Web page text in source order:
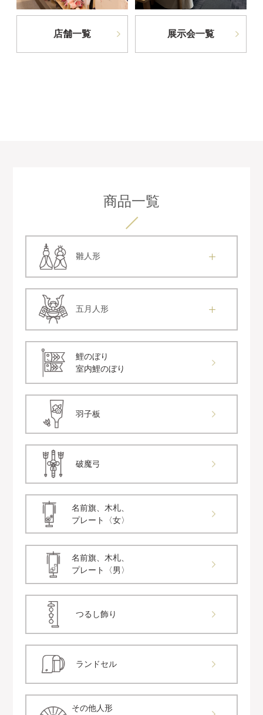
店舗一覧 展示会一覧
商品一覧
雛人形
五月人形
鯉のぼり
室内鯉のぼり
羽子板
破魔弓
名前旗、木札、
プレート〈女〉
名前旗、木札、
プレート〈男〉
つるし飾り
ランドセル
その他人形